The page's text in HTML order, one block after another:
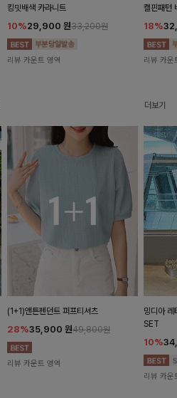
킹밋배색 카라니트
10%29,900 원33,200원
리뷰 카운트 영역
캘핀패턴
18%
리뷰 카운
더보기
(1+1)앤튼펜던트 퍼프티셔츠
28%35,900 원49,800원
리뷰 카운트 영역
밍디아 레
SET
10%
리뷰 카운